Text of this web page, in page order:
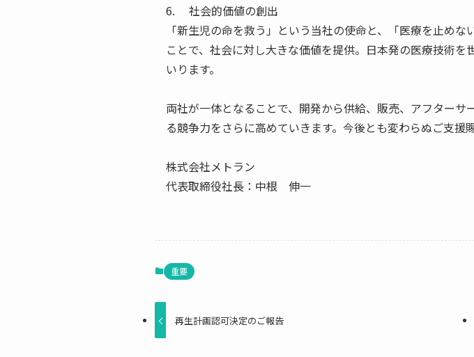
6. 社会的価値の創出
「新生児の命を救う」という当社の使命と、「医療を止め
ことで、社会に対し大きな価値を提供。日本発の医療技術
いります。
両社が一体となることで、開発から供給、販売、アフター
る競争力をさらに高めていきます。今後とも変わらぬご支援
株式会社メトラン
代表取締役社長：中根 伸一
重要
再生計画認可決定のご報告